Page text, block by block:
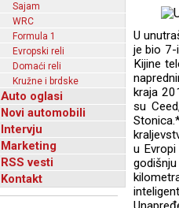
Sajam
WRC
Formula 1
Evropski reli
Domaći reli
Kružne i brdske
Auto oglasi
Novi automobili
Intervju
Marketing
RSS vesti
Kontakt
U
je bio 7-
Kijine
kraja
su
u